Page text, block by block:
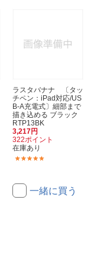
ラスタバナナ 〔タッ
チペン：iPad対応/US
B-A充電式〕細部まで
描き込める ブラック
RTP13BK
3,217円
322ポイント
在庫あり
一緒に買う